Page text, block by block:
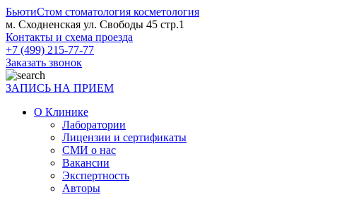
БьютиСтом стоматология косметология
м. Сходненская ул. Свободы 45 стр.1
Контакты и схема проезда
+7 (499) 215-77-77
Заказать звонок
ЗАПИСЬ НА ПРИЕМ
О Клинике
Лаборатории
Лицензии и сертификаты
СМИ о нас
Вакансии
Экспертность
Авторы